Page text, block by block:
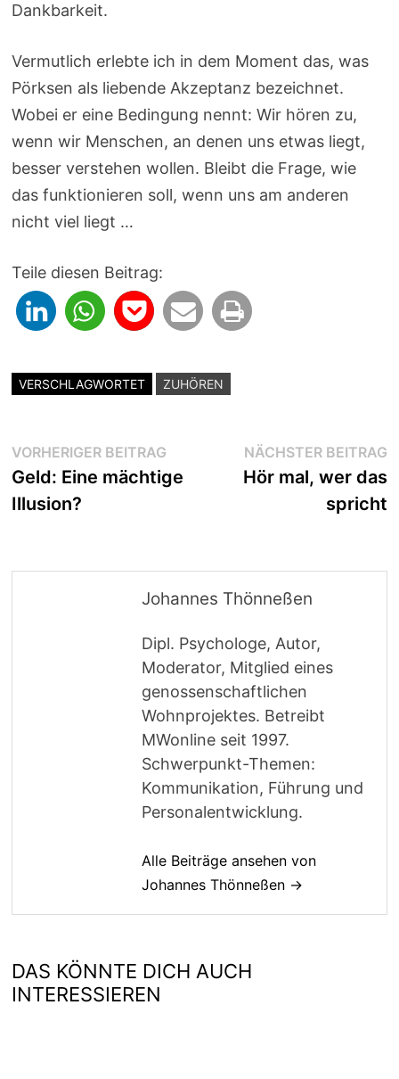
Dankbarkeit.
Vermutlich erlebte ich in dem Moment das, was
Pörksen als liebende Akzeptanz bezeichnet.
Wobei er eine Bedingung nennt: Wir hören zu,
wenn wir Menschen, an denen uns etwas liegt,
besser verstehen wollen. Bleibt die Frage, wie
das funktionieren soll, wenn uns am anderen
nicht viel liegt …
Teile diesen Beitrag:
VERSCHLAGWORTET ZUHÖREN
Beitragsnavigation
VORHERIGER BEITRAG Vorheriger
Beitrag:
Geld: Eine mächtige
Illusion?
NÄCHSTER BEITRAG
Hör mal, wer das
spricht
Johannes Thönneßen
Dipl. Psychologe, Autor,
Moderator, Mitglied eines
genossenschaftlichen
Wohnprojektes. Betreibt
MWonline seit 1997.
Schwerpunkt-Themen:
Kommunikation, Führung und
Personalentwicklung.
Alle Beiträge ansehen von
Johannes Thönneßen →
DAS KÖNNTE DICH AUCH
INTERESSIEREN